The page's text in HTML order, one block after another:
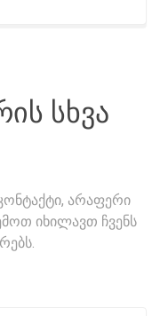
სხვა
არაფერი
იხილავთ ჩვენს